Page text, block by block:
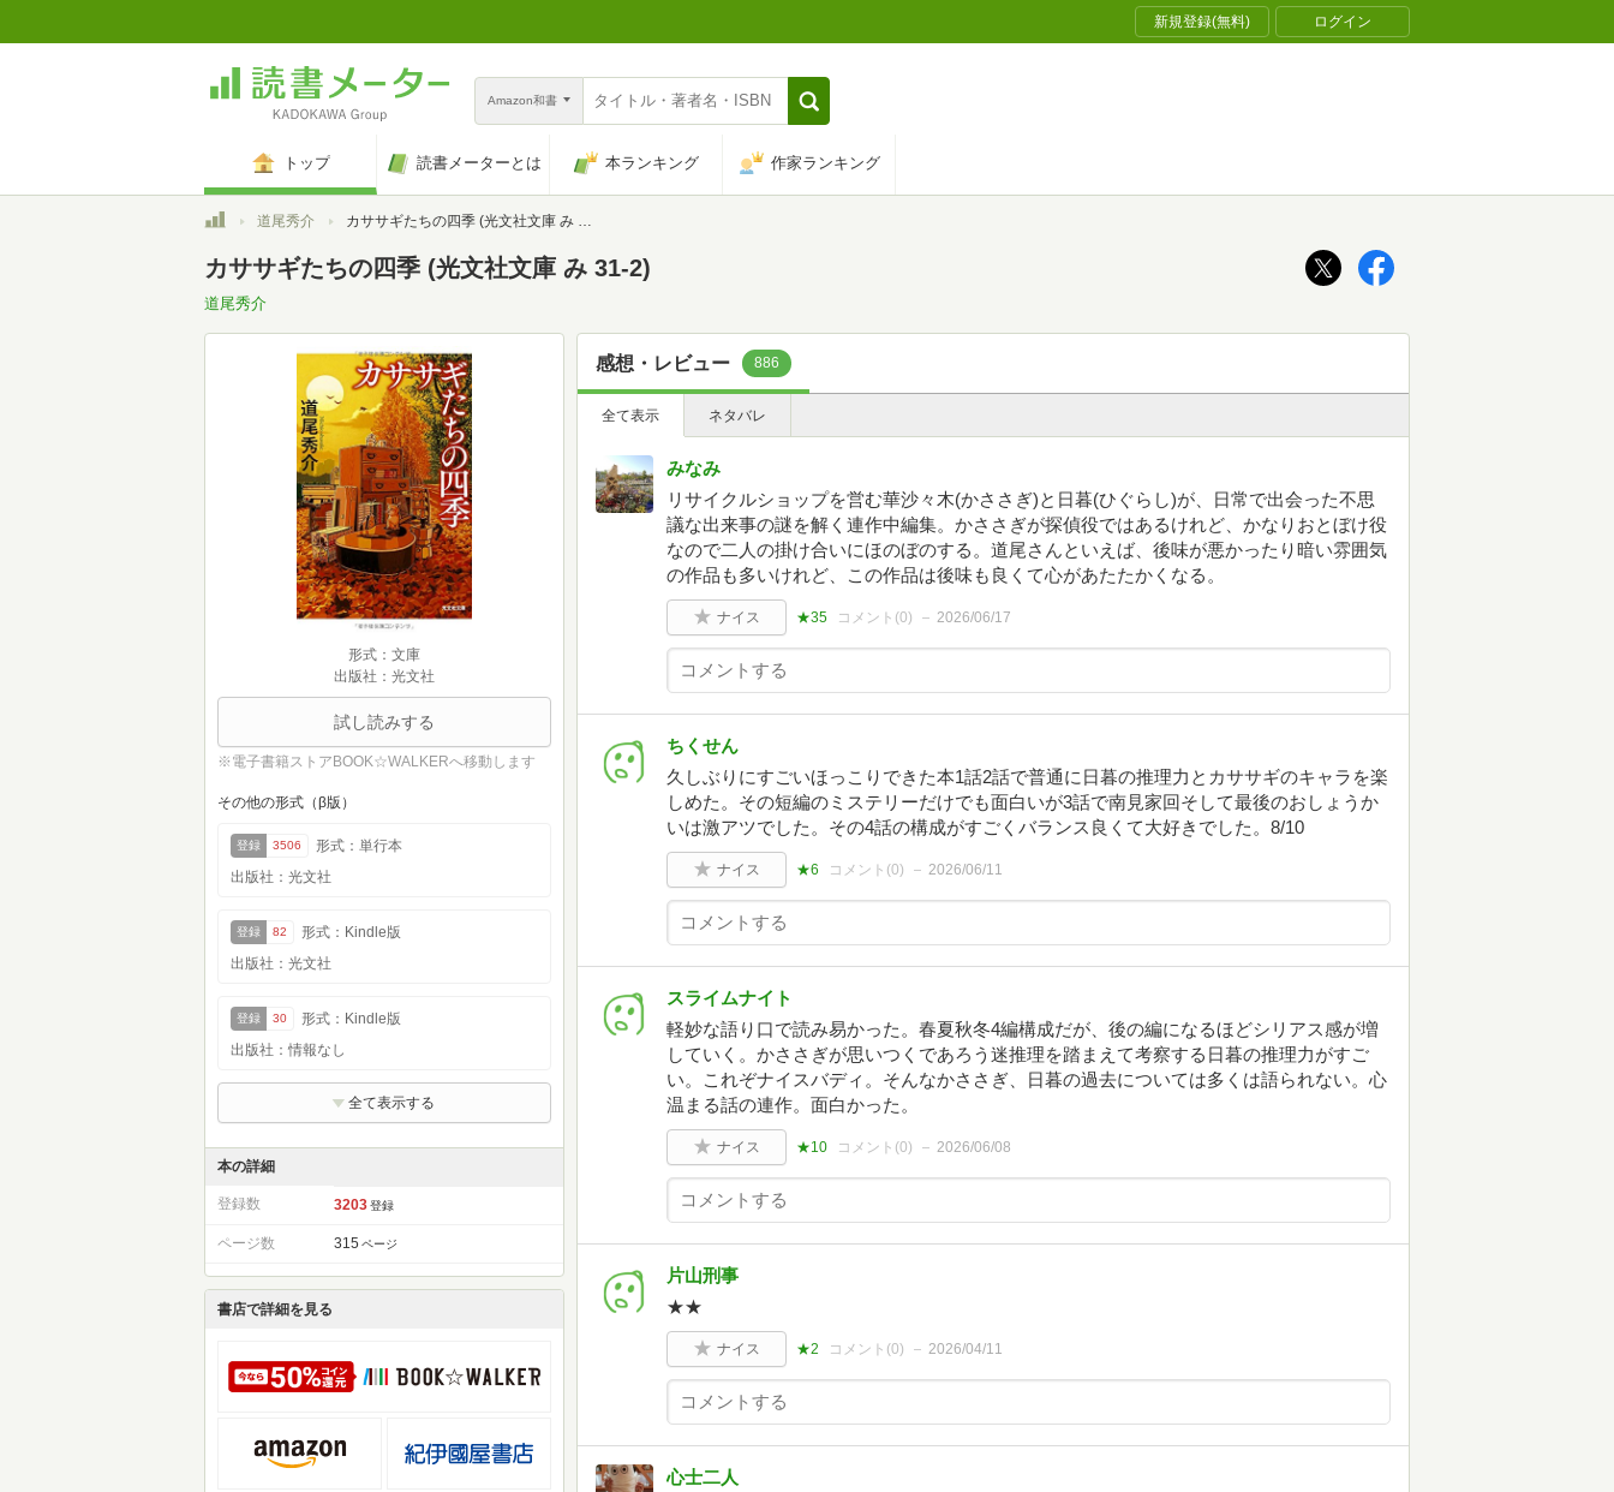
新規登録(無料) ログイン
Amazon和書
トップ 読書メーターとは 本ランキング 作家ランキング
トップ道尾秀介 カササギたちの四季 (光文社文庫 み 31-2)
カササギたちの四季 (光文社文庫 み 31-2)
道尾秀介
形式：文庫
出版社：光文社
試し読みする
※電子書籍ストアBOOK☆WALKERへ移動します
その他の形式（β版）
登録 3506
形式：単行本
出版社：光文社
登録 82
形式：Kindle版
出版社：光文社
登録 30
形式：Kindle版
出版社：情報なし
全て表示する
本の詳細
登録数 3203 登録
ページ数 315 ページ
書店で詳細を見る
感想・レビュー 886
全て表示 ネタバレ
みなみ
リサイクルショップを営む華沙々木(かささぎ)と日暮(ひぐらし)が、日常で出会った不思
議な出来事の謎を解く連作中編集。かささぎが探偵役ではあるけれど、かなりおとぼけ役
なので二人の掛け合いにほのぼのする。道尾さんといえば、後味が悪かったり暗い雰囲気
の作品も多いけれど、この作品は後味も良くて心があたたかくなる。
ナイス ★35 コメント(0) 2026/06/17
ちくせん
久しぶりにすごいほっこりできた本1話2話で普通に日暮の推理力とカササギのキャラを楽
しめた。その短編のミステリーだけでも面白いが3話で南見家回そして最後のおしょうか
いは激アツでした。その4話の構成がすごくバランス良くて大好きでした。8/10
ナイス ★6 コメント(0) 2026/06/11
スライムナイト
軽妙な語り口で読み易かった。春夏秋冬4編構成だが、後の編になるほどシリアス感が増
していく。かささぎが思いつくであろう迷推理を踏まえて考察する日暮の推理力がすご
い。これぞナイスバディ。そんなかささぎ、日暮の過去については多くは語られない。心
温まる話の連作。面白かった。
ナイス ★10 コメント(0) 2026/06/08
片山刑事
★★
ナイス ★2 コメント(0) 2026/04/11
心士二人